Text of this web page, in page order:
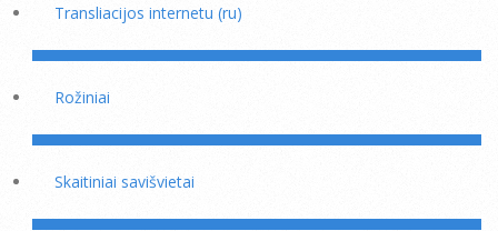
Transliacijos internetu (ru)
Rožiniai
Skaitiniai savišvietai